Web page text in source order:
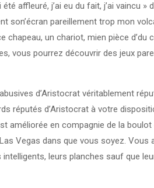
affleuré, j’ai eu du fait, j’ai vaincu »
pareillement trop mon
un chariot, mien pièce d’du
vous pourrez découvrir des jeux
d’Aristocrat véritablement
réputés d’Aristocrat à votre
améliorée en compagnie de la boulot
Vegas dans que vous soyez. Vous
leurs planches sauf que